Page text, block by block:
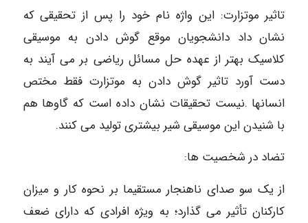
تاثیر موتزارت: این واژه نام خود را پس از تحقیقی که
نشان داد دانشجویان موقع گوش دادن به موسیقی
کلاسیک بهتر از عهده حل مسائل ریاضی بر می آیند به
دست آورد تاثیر گوش دادن به موتزارت فقط مختص
انسانها .نیست تحقیقات نشان داده است که گاوها هم
با شنیدن این موسیقی شیر بیشتری تولید می کنند.
تضاد در شخصیت ها:
از یک سو صدای ناهنجار مستقیما بر نحوه کار و میزان
کارکنان تأثیر می گذارد؛ به ویژه افرادی که دارای ضعف